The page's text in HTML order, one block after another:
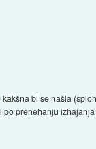
bi se našla
po prenehanju